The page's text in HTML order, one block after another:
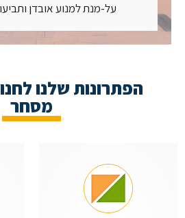
על-מנת למנוע אובדן
הפתרונות שלנו
מסחר